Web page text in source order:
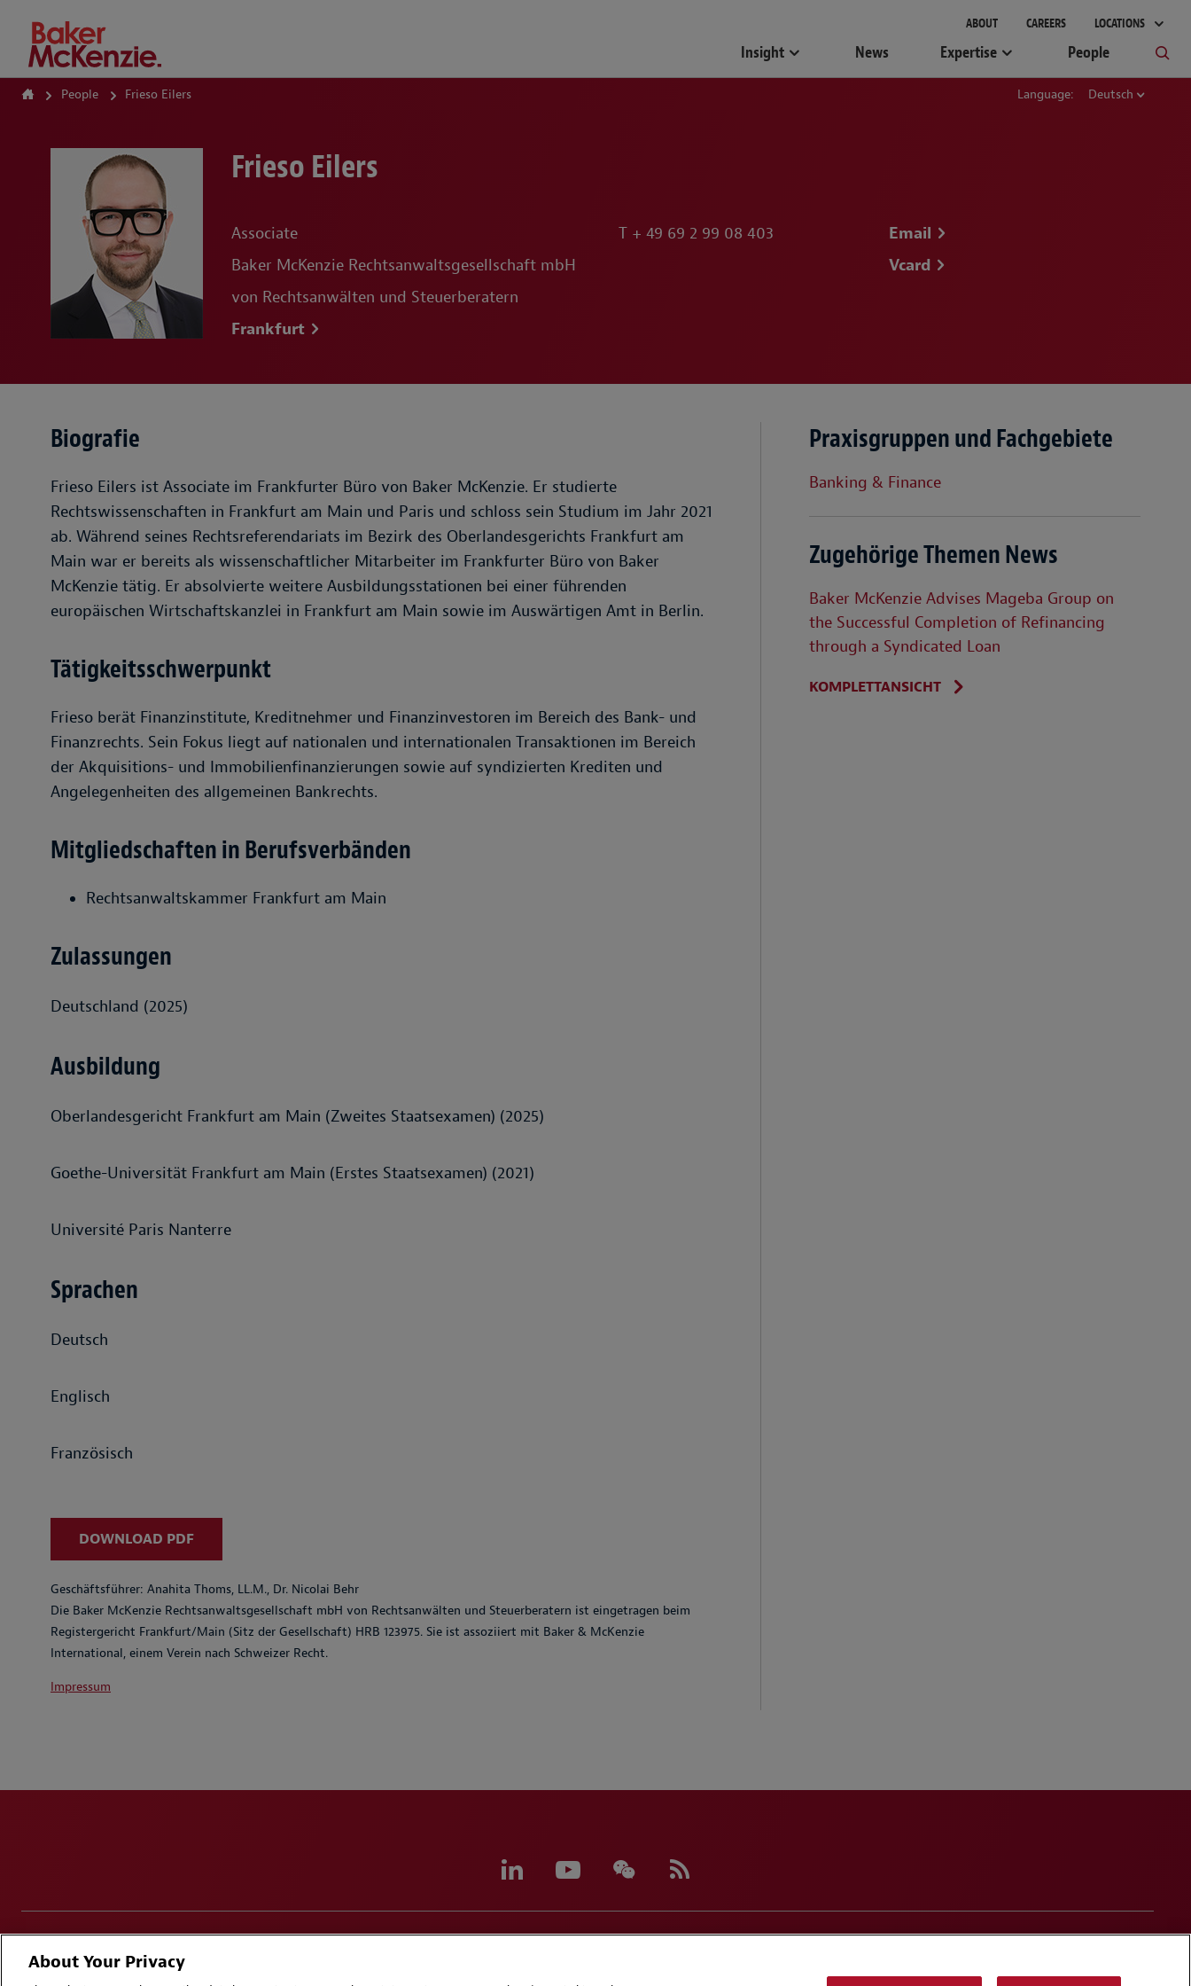
How Can We Help?
ABOUT CAREERS LOCATIONS
Insight News Expertise People
People Frieso Eilers Language: Deutsch
Frieso Eilers
Associate
Baker McKenzie Rechtsanwaltsgesellschaft mbH
von Rechtsanwälten und Steuerberatern
Frankfurt
T + 49 69 2 99 08 403
Email
Vcard
Biografie
Frieso Eilers ist Associate im Frankfurter Büro von Baker McKenzie. Er studierte
Rechtswissenschaften in Frankfurt am Main und Paris und schloss sein Studium im Jahr 2021
ab. Während seines Rechtsreferendariats im Bezirk des Oberlandesgerichts Frankfurt am
Main war er bereits als wissenschaftlicher Mitarbeiter im Frankfurter Büro von Baker
McKenzie tätig. Er absolvierte weitere Ausbildungsstationen bei einer führenden
europäischen Wirtschaftskanzlei in Frankfurt am Main sowie im Auswärtigen Amt in Berlin.
Tätigkeitsschwerpunkt
Frieso berät Finanzinstitute, Kreditnehmer und Finanzinvestoren im Bereich des Bank- und
Finanzrechts. Sein Fokus liegt auf nationalen und internationalen Transaktionen im Bereich
der Akquisitions- und Immobilienfinanzierungen sowie auf syndizierten Krediten und
Angelegenheiten des allgemeinen Bankrechts.
Mitgliedschaften in Berufsverbänden
Rechtsanwaltskammer Frankfurt am Main
Zulassungen
Deutschland (2025)
Ausbildung
Oberlandesgericht Frankfurt am Main (Zweites Staatsexamen) (2025)
Goethe-Universität Frankfurt am Main (Erstes Staatsexamen) (2021)
Université Paris Nanterre
Sprachen
Deutsch
Englisch
Französisch
DOWNLOAD PDF
Geschäftsführer: Anahita Thoms, LL.M., Dr. Nicolai Behr
Die Baker McKenzie Rechtsanwaltsgesellschaft mbH von Rechtsanwälten und Steuerberatern ist eingetragen beim
Registergericht Frankfurt/Main (Sitz der Gesellschaft) HRB 123975. Sie ist assoziiert mit Baker & McKenzie
International, einem Verein nach Schweizer Recht.
Impressum
Praxisgruppen und Fachgebiete
Banking & Finance
Zugehörige Themen News
Baker McKenzie Advises Mageba Group on
the Successful Completion of Refinancing
through a Syndicated Loan
KOMPLETTANSICHT
About Your Privacy